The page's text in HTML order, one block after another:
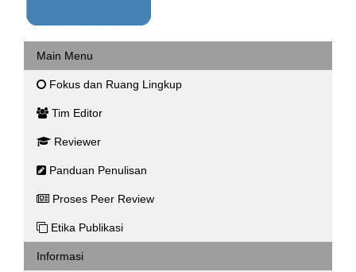
Main Menu
Fokus dan Ruang Lingkup
Tim Editor
Reviewer
Panduan Penulisan
Proses Peer Review
Etika Publikasi
Informasi